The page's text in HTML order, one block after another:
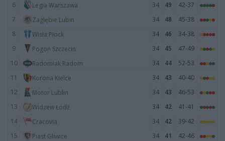
6
Legia Warszawa 34 49
42-37
7
Zagłębie Lubin 34 48
45-38
8
Wisła Płock 34 46
34-38
9
Pogoń Szczecin 34 45
47-49
10
Radomiak Radom 34 44
52-53
11
Korona Kielce 34 43
40-40
12
Motor Lublin 34 43
46-53
13
Widzew Łódź 34 42
41-41
14
Cracovia 34 42
39-42
15
Piast Gliwice 34 41
42-46